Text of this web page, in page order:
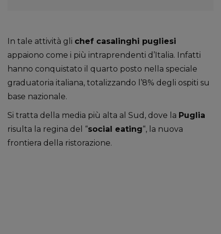
In tale attività gli chef casalinghi pugliesi
appaiono come i più intraprendenti d’Italia. Infatti
hanno conquistato il quarto posto nella speciale
graduatoria italiana, totalizzando l’8% degli ospiti su
base nazionale.
Si tratta della media più alta al Sud, dove la Puglia
risulta la regina del “social eating“, la nuova
frontiera della ristorazione.